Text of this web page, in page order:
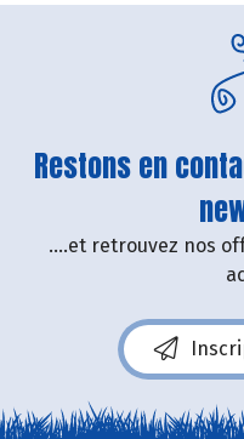
Restons en
....et retrouvez nos